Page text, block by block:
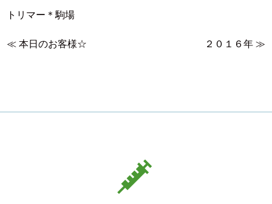
トリマー＊駒場
≪本日のお客様☆ ２０１６年≫